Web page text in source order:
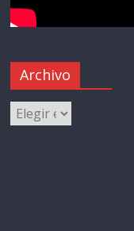
Archivo